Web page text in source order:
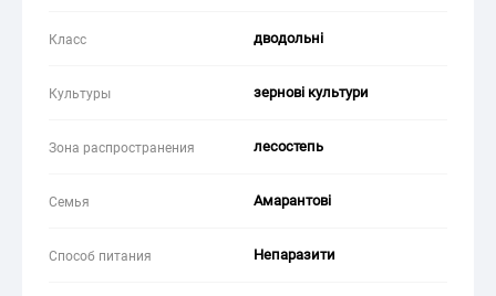
Класс дводольні
Культуры зернові культури
Зона распространения лесостепь
Семья Амарантові
Способ питания Непаразити